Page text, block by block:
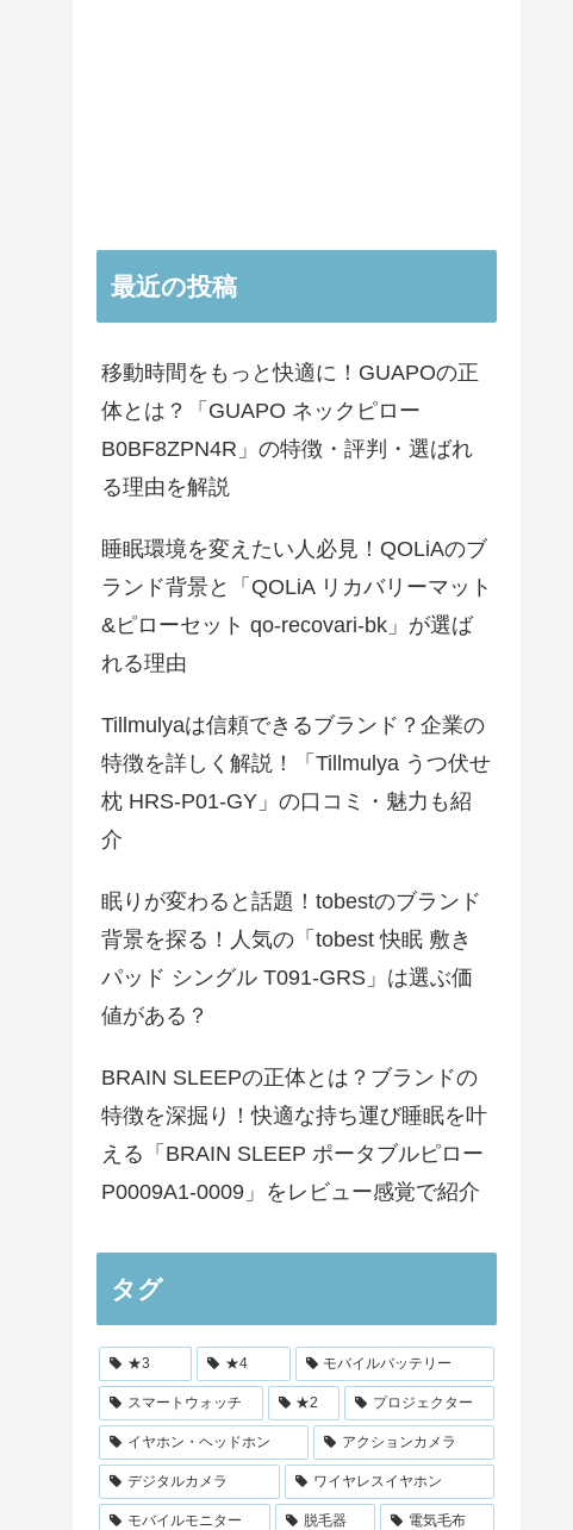
最近の投稿
移動時間をもっと快適に！GUAPOの正
体とは？「GUAPO ネックピロー
B0BF8ZPN4R」の特徴・評判・選ばれ
る理由を解説
睡眠環境を変えたい人必見！QOLiAのブ
ランド背景と「QOLiA リカバリーマット
&ピローセット qo-recovari-bk」が選ば
れる理由
Tillmulyaは信頼できるブランド？企業の
特徴を詳しく解説！「Tillmulya うつ伏せ
枕 HRS-P01-GY」の口コミ・魅力も紹
介
眠りが変わると話題！tobestのブランド
背景を探る！人気の「tobest 快眠 敷き
パッド シングル T091-GRS」は選ぶ価
値がある？
BRAIN SLEEPの正体とは？ブランドの
特徴を深掘り！快適な持ち運び睡眠を叶
える「BRAIN SLEEP ポータブルピロー
P0009A1-0009」をレビュー感覚で紹介
タグ
★3 ★4 モバイルバッテリー
スマートウォッチ ★2 プロジェクター
イヤホン・ヘッドホン アクションカメラ
デジタルカメラ ワイヤレスイヤホン
モバイルモニター 脱毛器 電気毛布